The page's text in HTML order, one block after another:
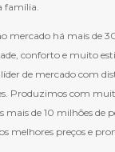
família.
mercado há mais de
conforto e muito
de mercado com
Produzimos com
de 10 milhões de
melhores preços e